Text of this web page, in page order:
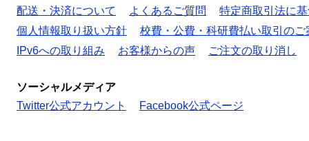
配送・決済について
よくあるご質問
特定商取引法に
個人情報取り扱い方針
校費・公費・科研費払い取引のご
IPv6への取り組み
お客様からの声 ご注文の取り消し
ソーシャルメディア
Twitter公式アカウント
Facebook公式ページ